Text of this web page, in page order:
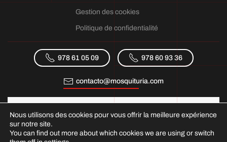
Gestion des cookies
Politique de confidentialité
978 61 05 09 978 60 93 36
contacto@mosquituria.com
Nous utilisons des cookies pour vous offrir la meilleure expérience
sur notre site.
You can find out more about which cookies we are using or switch